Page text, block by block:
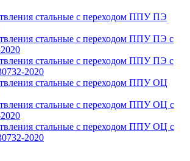
стальные с переходом ППУ ПЭ
стальные с переходом ППУ ПЭ с
стальные с переходом ППУ ПЭ с
2020
стальные с переходом ППУ ОЦ
стальные с переходом ППУ ОЦ с
стальные с переходом ППУ ОЦ с
2020